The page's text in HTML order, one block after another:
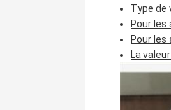
Type de
Pour les
Pour les
La